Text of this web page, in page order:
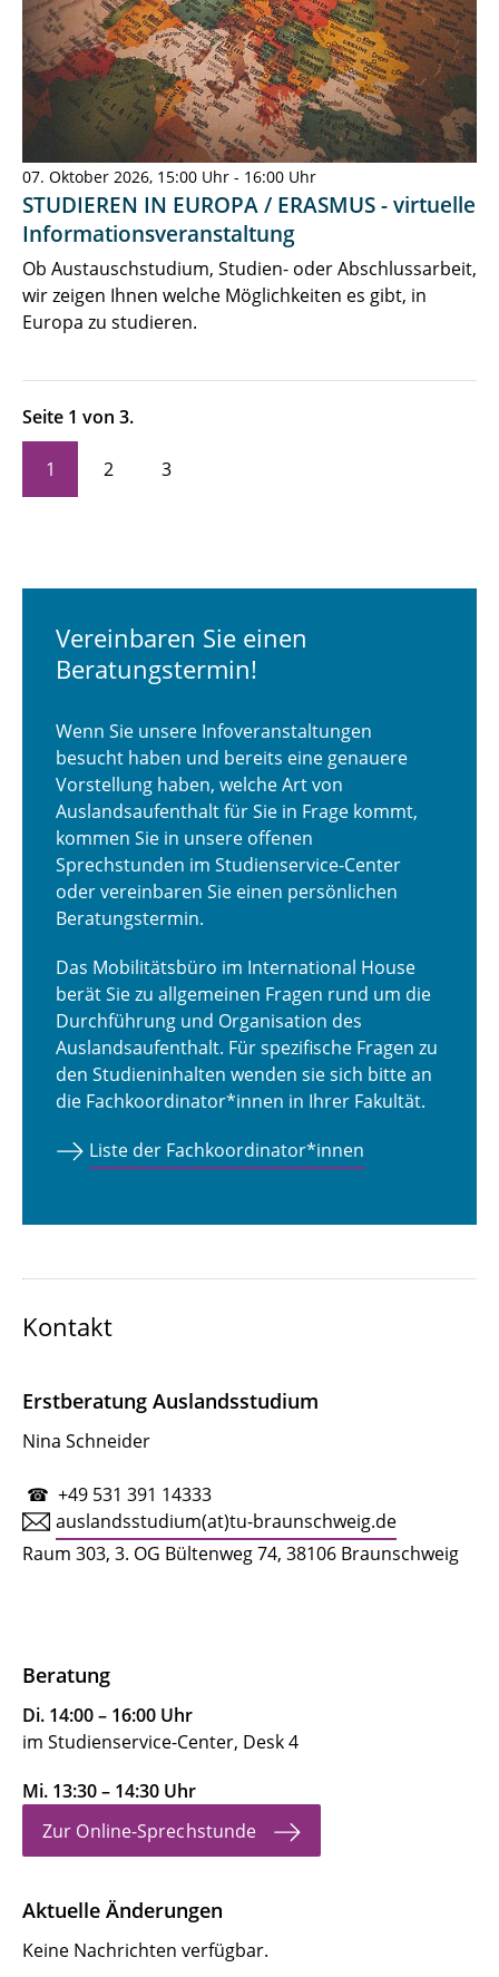
07. Oktober 2026, 15:00 Uhr - 16:00 Uhr
STUDIEREN IN EUROPA / ERASMUS - virtuelle
Informationsveranstaltung
Ob Austauschstudium, Studien- oder Abschlussarbeit,
wir zeigen Ihnen welche Möglichkeiten es gibt, in
Europa zu studieren.
Seite 1 von 3.
1 2 3
Vereinbaren Sie einen
Beratungstermin!
Wenn Sie unsere Infoveranstaltungen
besucht haben und bereits eine genauere
Vorstellung haben, welche Art von
Auslandsaufenthalt für Sie in Frage kommt,
kommen Sie in unsere offenen
Sprechstunden im Studienservice-Center
oder vereinbaren Sie einen persönlichen
Beratungstermin.
Das Mobilitätsbüro im International House
berät Sie zu allgemeinen Fragen rund um die
Durchführung und Organisation des
Auslandsaufenthalt. Für spezifische Fragen zu
den Studieninhalten wenden sie sich bitte an
die Fachkoordinator*innen in Ihrer Fakultät.
Liste der Fachkoordinator*innen
Kontakt
Erstberatung Auslandsstudium
Nina Schneider
☎ +49 531 391 14333
auslandsstudium(at)tu-braunschweig.de
Raum 303, 3. OG Bültenweg 74, 38106 Braunschweig
Beratung
Di. 14:00 – 16:00 Uhr
im Studienservice-Center, Desk 4
Mi. 13:30 – 14:30 Uhr
Zur Online-Sprechstunde
Aktuelle Änderungen
Keine Nachrichten verfügbar.